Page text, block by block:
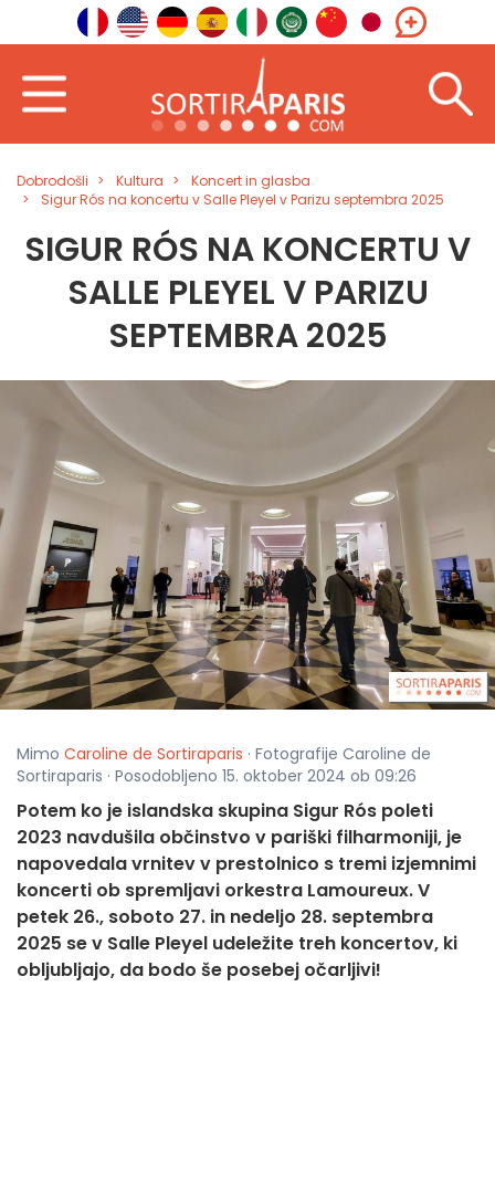
Dobrodošli Kultura
Koncert in glasba
Sigur Rós na koncertu v Salle Pleyel v Parizu septembra 2025
SIGUR RÓS NA KONCERTU V
SALLE PLEYEL V PARIZU
SEPTEMBRA 2025
Mimo Caroline de Sortiraparis · Fotografije Caroline de
Sortiraparis · Posodobljeno 15. oktober 2024 ob 09:26
Potem ko je islandska skupina Sigur Rós poleti
2023 navdušila občinstvo v pariški filharmoniji, je
napovedala vrnitev v prestolnico s tremi izjemnimi
koncerti ob spremljavi orkestra Lamoureux. V
petek 26., soboto 27. in nedeljo 28. septembra
2025 se v Salle Pleyel udeležite treh koncertov, ki
obljubljajo, da bodo še posebej očarljivi!